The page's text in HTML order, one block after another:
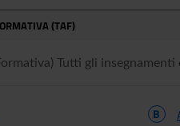
(TAF)
Tutti gli
B